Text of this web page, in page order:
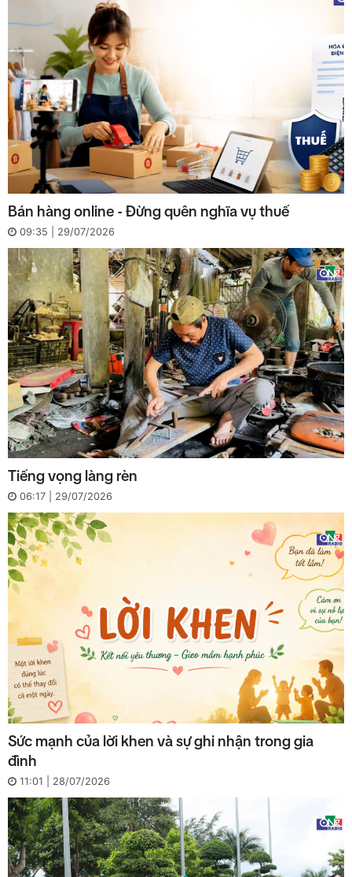
Bán hàng online - Đừng quên nghĩa vụ thuế
09:35 | 29/07/2026
Tiếng vọng làng rèn
06:17 | 29/07/2026
Sức mạnh của lời khen và sự ghi nhận trong gia
đình
11:01 | 28/07/2026